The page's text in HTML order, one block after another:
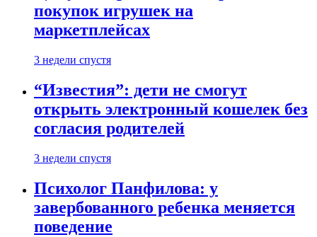
покупок игрушек на
маркетплейсах
3 недели спустя
“Известия”: дети не смогут
открыть электронный кошелек без
согласия родителей
3 недели спустя
Психолог Панфилова: у
завербованного ребенка меняется
поведение